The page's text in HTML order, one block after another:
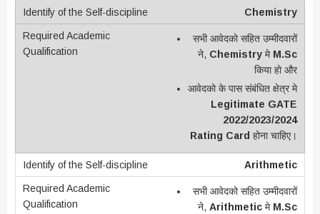
Chemistry
सभी आवेदको सहित उम्मीदवारों
ने, Chemistry मे M.Sc
किया हो और
आवेदको के पास संबंधित क्षेत्र मे
Legitimate GATE
2022/2023/2024
Rating Card होना चाहिए।
Arithmetic
सभी आवेदको सहित उम्मीदवारों
ने, Arithmetic मे M.Sc